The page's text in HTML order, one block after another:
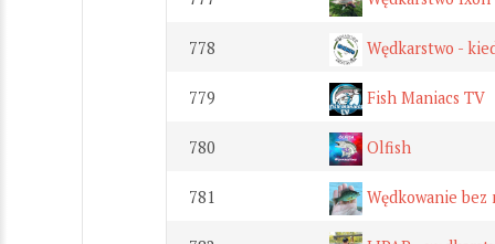
778 Wędkarstwo -
779 Fish Maniacs TV
780 Olfish
781 Wędkowanie bez